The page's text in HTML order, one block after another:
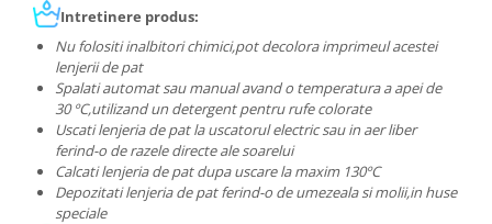
Intretinere produs:
Nu folositi inalbitori chimici,pot decolora imprimeul acestei
lenjerii de pat
Spalati automat sau manual avand o temperatura a apei de
30 ºC,utilizand un detergent pentru rufe colorate
Uscati lenjeria de pat la uscatorul electric sau in aer liber
ferind-o de razele directe ale soarelui
Calcati lenjeria de pat dupa uscare la maxim 130ºC
Depozitati lenjeria de pat ferind-o de umezeala si molii,in huse
speciale